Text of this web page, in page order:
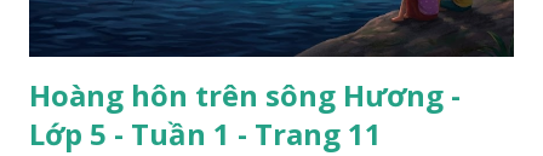
Hoàng hôn trên sông Hương -
Lớp 5 - Tuần 1 - Trang 11